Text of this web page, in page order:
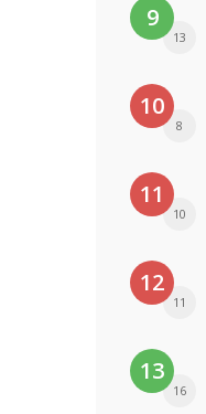
9
13
10
8
11
10
12
11
13
16